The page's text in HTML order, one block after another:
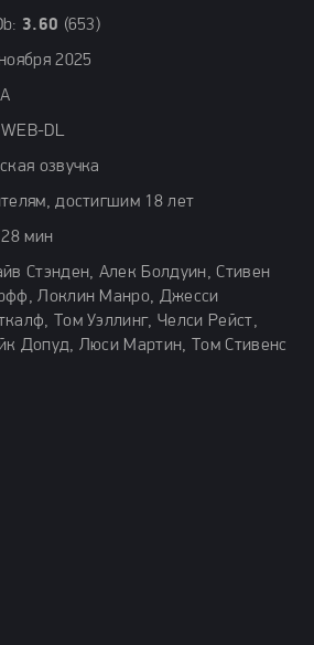
3.60 (653)
2025
WEB-DL
озвучка
достигшим 18 лет
28 мин
Стэнден, Алек Болдуин, Стивен
Локлин Манро, Джесси
Том Уэллинг, Челси Рейст,
Допуд, Люси Мартин, Том Стивенс